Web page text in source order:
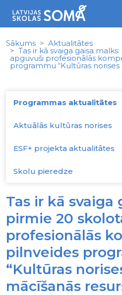
Sākums Aktualitātes
Tas ir kā svaiga gaisa
apguvuši profesionālās
programmu “Kultūras norises
Programmas aktualitātes
Aktuālās kultūras norises
ESF+ projekta aktualitātes
Skolu pieredze
Tas ir kā svaiga
pirmie 20
profesionālās
pilnveides
“Kultūras
mācīšanās